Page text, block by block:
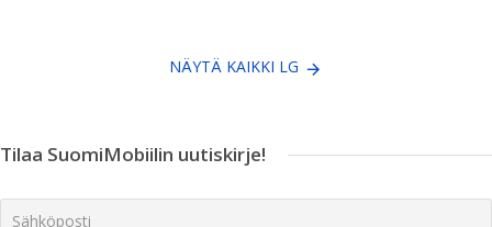
NÄYTÄ KAIKKI LG
Tilaa SuomiMobiilin uutiskirje!